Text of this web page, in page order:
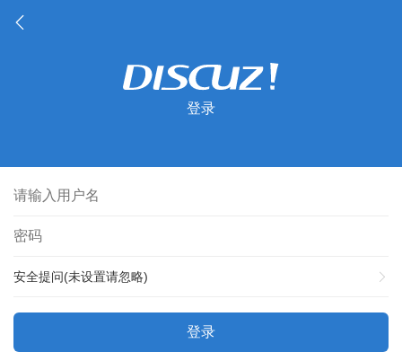
登录
安全提问(未设置请忽略)
登录